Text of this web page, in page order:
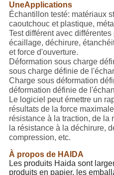
UneApplications
Échantillon testé: matériaux
caoutchouc et plastique,
Test différent avec
écaillage, déchirure,
et force d'ouverture.
Déformation sous charge
sous charge définie de
Charge sous déformation
déformation définie de
Le logiciel peut émettre un
résultats de la force
résistance à la traction, de la
la résistance à la déchirure,
compression, etc.
À propos de HAIDA
Les produits Haida sont
produits en papier, les